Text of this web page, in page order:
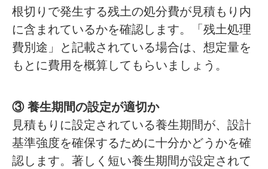
根切りで発生する残土の処分費が見積もり内
に含まれているかを確認します。「残土処理
費別途」と記載されている場合は、想定量を
もとに費用を概算してもらいましょう。
③ 養生期間の設定が適切か
見積もりに設定されている養生期間が、設計
基準強度を確保するために十分かどうかを確
認します。著しく短い養生期間が設定されて